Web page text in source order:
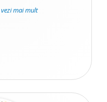
vezi mai mult